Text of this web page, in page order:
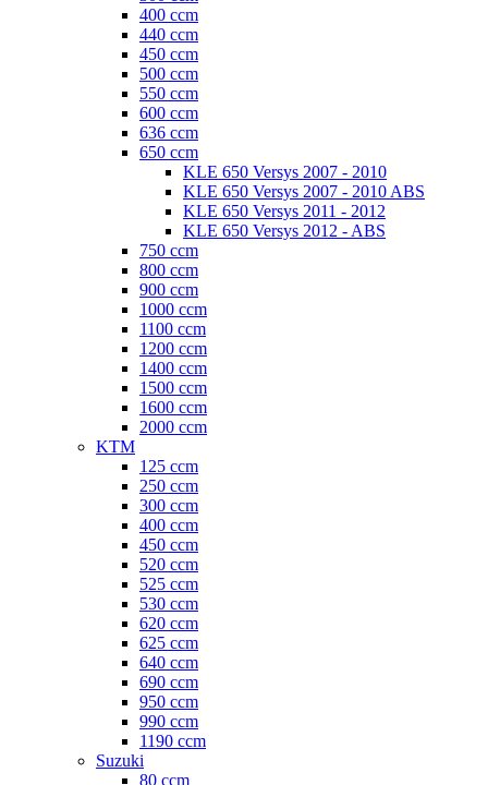
400 ccm
440 ccm
450 ccm
500 ccm
550 ccm
600 ccm
636 ccm
650 ccm
KLE 650 Versys 2007 - 2010
KLE 650 Versys 2007 - 2010 ABS
KLE 650 Versys 2011 - 2012
KLE 650 Versys 2012 - ABS
750 ccm
800 ccm
900 ccm
1000 ccm
1100 ccm
1200 ccm
1400 ccm
1500 ccm
1600 ccm
2000 ccm
KTM
125 ccm
250 ccm
300 ccm
400 ccm
450 ccm
520 ccm
525 ccm
530 ccm
620 ccm
625 ccm
640 ccm
690 ccm
950 ccm
990 ccm
1190 ccm
Suzuki
80 ccm